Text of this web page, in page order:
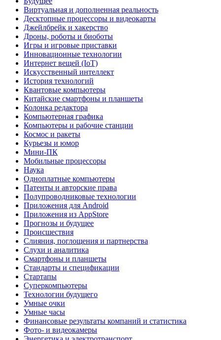
Виртуальная и дополненная реальность
Десктопные процессоры и видеокарты
Джейлбрейк и хакерство
Дроны, роботы и биоботы
Игры и игровые приставки
Инновационные технологии
Интернет вещей (IoT)
Искусственный интеллект
История технологий
Квантовые компьютеры
Китайские смартфоны и планшеты
Колонка редактора
Компьютерная графика
Компьютеры и рабочие станции
Космос и ракеты
Курьезы и юмор
Мини-ПК
Мобильные процессоры
Наука
Одноплатные компьютеры
Патенты и авторские права
Полупроводниковые технологии
Приложения для Android
Приложения из AppStore
Прогнозы и будущее
Происшествия
Слияния, поглощения и партнерства
Слухи и аналитика
Смартфоны и планшеты
Стандарты и спецификации
Стартапы
Суперкомпьютеры
Технологии будущего
Умные очки
Умные часы
Финансовые результаты компаний и статистика
Фото- и видеокамеры